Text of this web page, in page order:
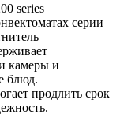
series
серии
камеры и
блюд.
продлить срок